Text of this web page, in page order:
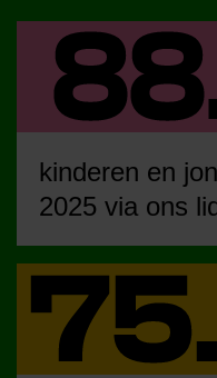
kinderen en
2025 via ons